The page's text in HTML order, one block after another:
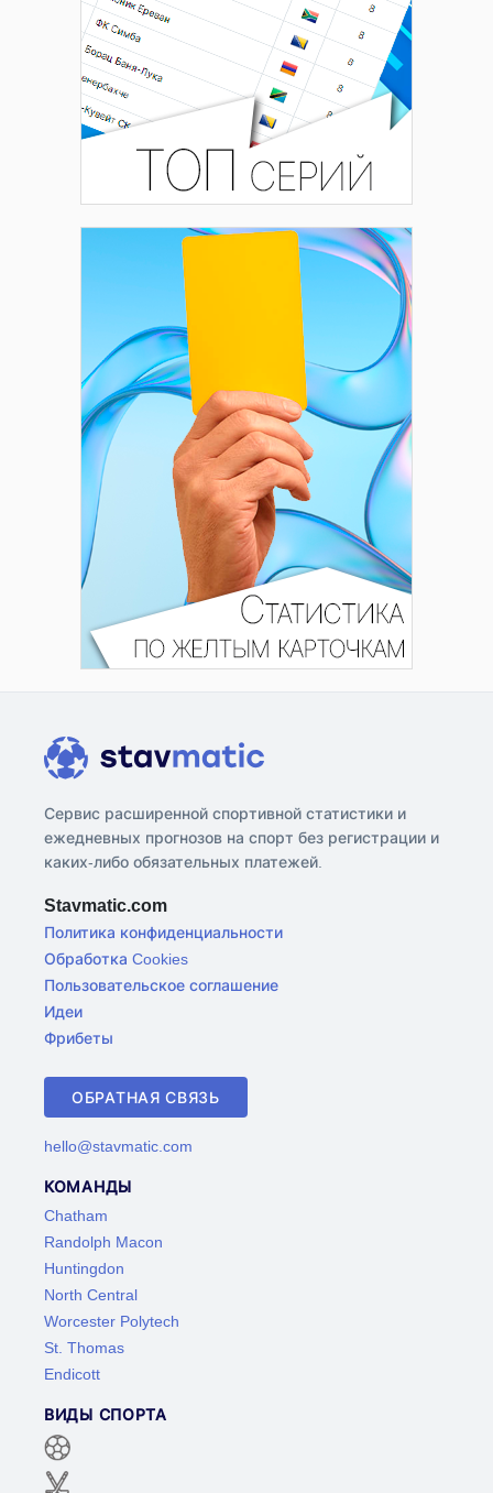
Сервис расширенной спортивной статистики и
ежедневных прогнозов на спорт без регистрации и
каких-либо обязательных платежей.
Stavmatic.com
Политика конфиденциальности
Обработка Cookies
Пользовательское соглашение
Идеи
Фрибеты
ОБРАТНАЯ СВЯЗЬ
hello@stavmatic.com
КОМАНДЫ
Chatham
Randolph Macon
Huntingdon
North Central
Worcester Polytech
St. Thomas
Endicott
ВИДЫ СПОРТА